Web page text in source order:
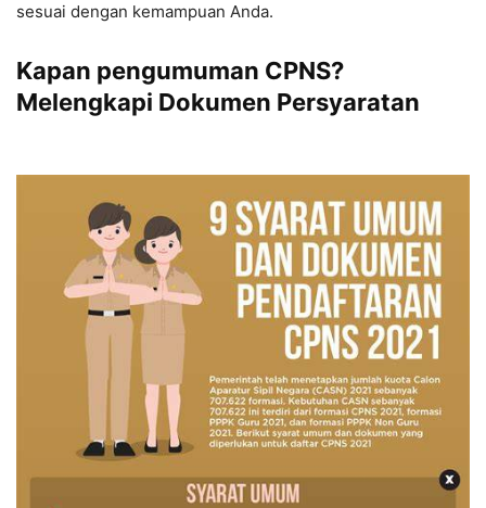
sesuai dengan kemampuan Anda.
Kapan pengumuman CPNS?
Melengkapi Dokumen Persyaratan